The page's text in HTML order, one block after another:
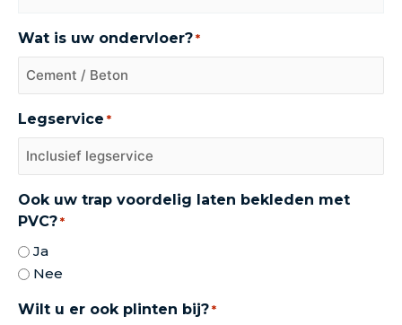
Wat is uw ondervloer? *
Legservice *
Ook uw trap voordelig laten bekleden met
PVC? *
Ja
Nee
Wilt u er ook plinten bij? *